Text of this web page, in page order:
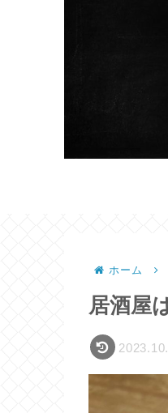
ホーム
居酒屋